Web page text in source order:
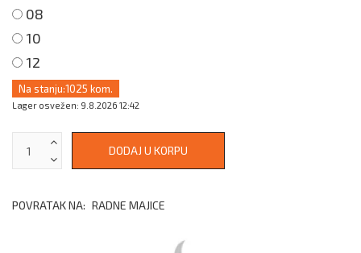
08
10
12
Na stanju:1025 kom.
Lager osvežen: 9.8.2026 12:42
POVRATAK NA: RADNE MAJICE